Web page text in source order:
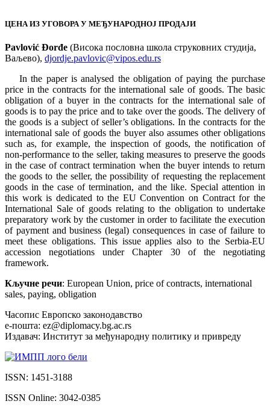
ЦЕНА ИЗ УГОВОРА У МЕЂУНАРОДНОЈ ПРОДАЈИ
Pavlović Đorđe (Висока пословна школа струковних студија,
Ваљево), djordje.pavlovic@vipos.edu.rs
In the paper is analysed the obligation of paying the purchase
price in the contracts for the international sale of goods. The basic
obligation of a buyer in the contracts for the international sale of
goods is to pay the price and to take over the goods. The delivery of
the goods is a subject of seller’s obligations. In the contracts for the
international sale of goods the buyer also assumes other obligations
such as, for example, the inspection of goods, the notification of
non-performance to the seller, taking measures to preserve the goods
in the case of contract termination when the buyer intends to return
the goods to the seller, the possibility of requesting the replacement
goods in the case of termination, and the like. Special attention in
this work is dedicated to the EU Convention on Contract for the
International Sale of goods relating to the obligation to undertake
preparatory work by the customer in order to facilitate the execution
of payment and business (legal) consequences in case of failure to
meet these obligations. This issue applies also to the Serbia-EU
accession negotiations under Chapter 30 of the negotiating
framework.
Кључне речи: European Union, price of contracts, international
sales, paying, obligation
Часопис Европско законодавство
е-пошта: ez@diplomacy.bg.ac.rs
Издавач: Институт за међународну политику и привреду
ISSN: 1451-3188
ISSN Online: 3042-0385